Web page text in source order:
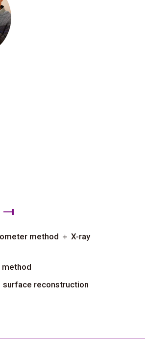
method ＋ X-ray
method
surface reconstruction